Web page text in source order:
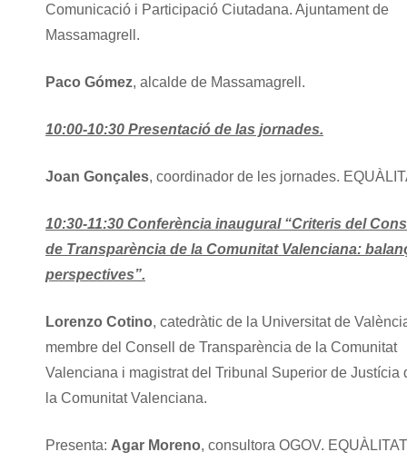
Comunicació i Participació Ciutadana. Ajuntament de
Massamagrell.
Paco Gómez, alcalde de Massamagrell.
10:00-10:30 Presentació de las jornades.
Joan Gonçales, coordinador de les jornades.
10:30-11:30 Conferència inaugural “Criteris del
de Transparència de la Comunitat Valenciana:
perspectives”.
Lorenzo Cotino, catedràtic de la Universitat de
membre del Consell de Transparència de la Comunitat
Valenciana i magistrat del Tribunal Superior de Justícia
la Comunitat Valenciana.
Presenta: Agar Moreno, consultora OGOV.